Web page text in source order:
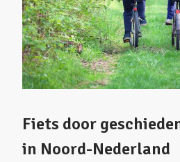
Fiets door
in Noord-Nederland